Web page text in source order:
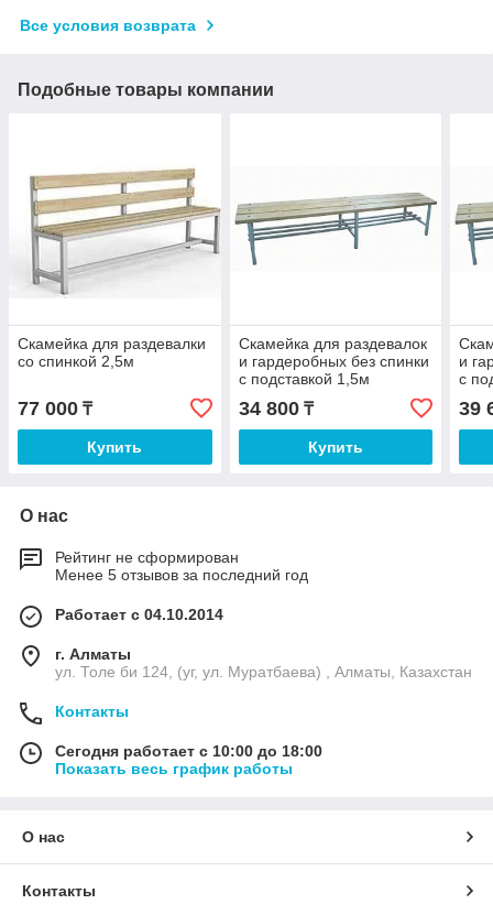
Все условия возврата
Подобные товары компании
Скамейка для раздевалки
со спинкой 2,5м
77 000 ₸
Купить
Скамейка для раздевалок
и гардеробных без спинки
с подставкой 1,5м
34 800₸
Купить
и
с
39
О нас
Рейтинг не сформирован
Менее 5 отзывов за последний год
Работает с 04.10.2014
г. Алматы
ул. Толе би 124, (уг, ул. Муратбаева) , Алматы, Казахстан
Контакты
Сегодня работает с 10:00 до 18:00
Показать весь график работы
О нас
Контакты